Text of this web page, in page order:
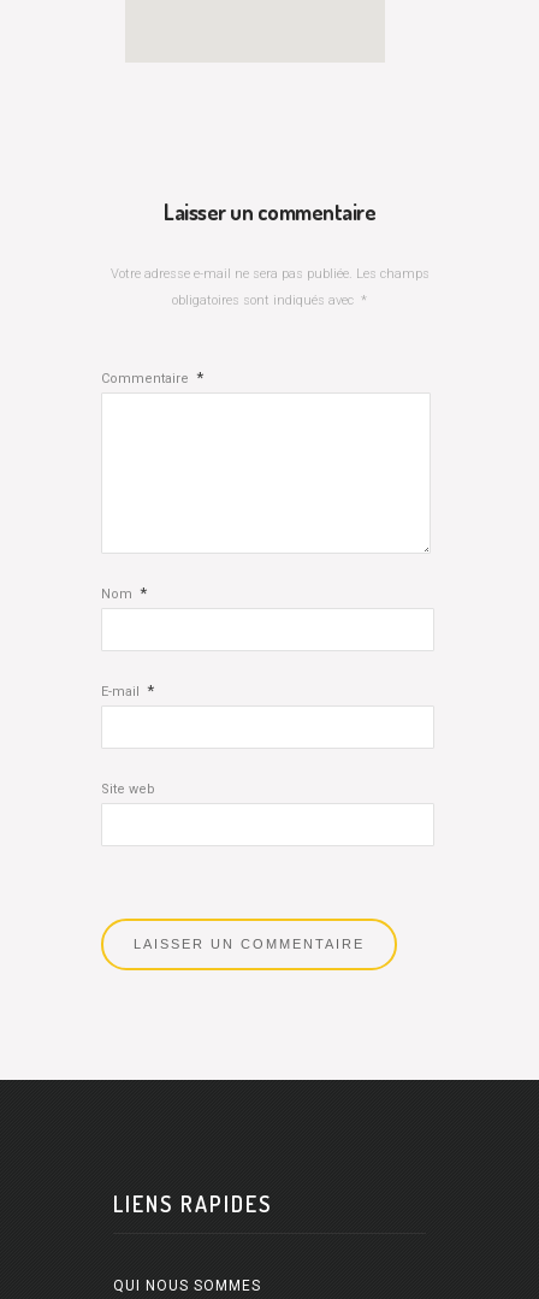
Laisser un commentaire
Votre adresse e-mail ne sera pas publiée. Les champs
obligatoires sont indiqués avec *
Commentaire *
Nom *
E-mail *
Site web
LIENS RAPIDES
QUI NOUS SOMMES